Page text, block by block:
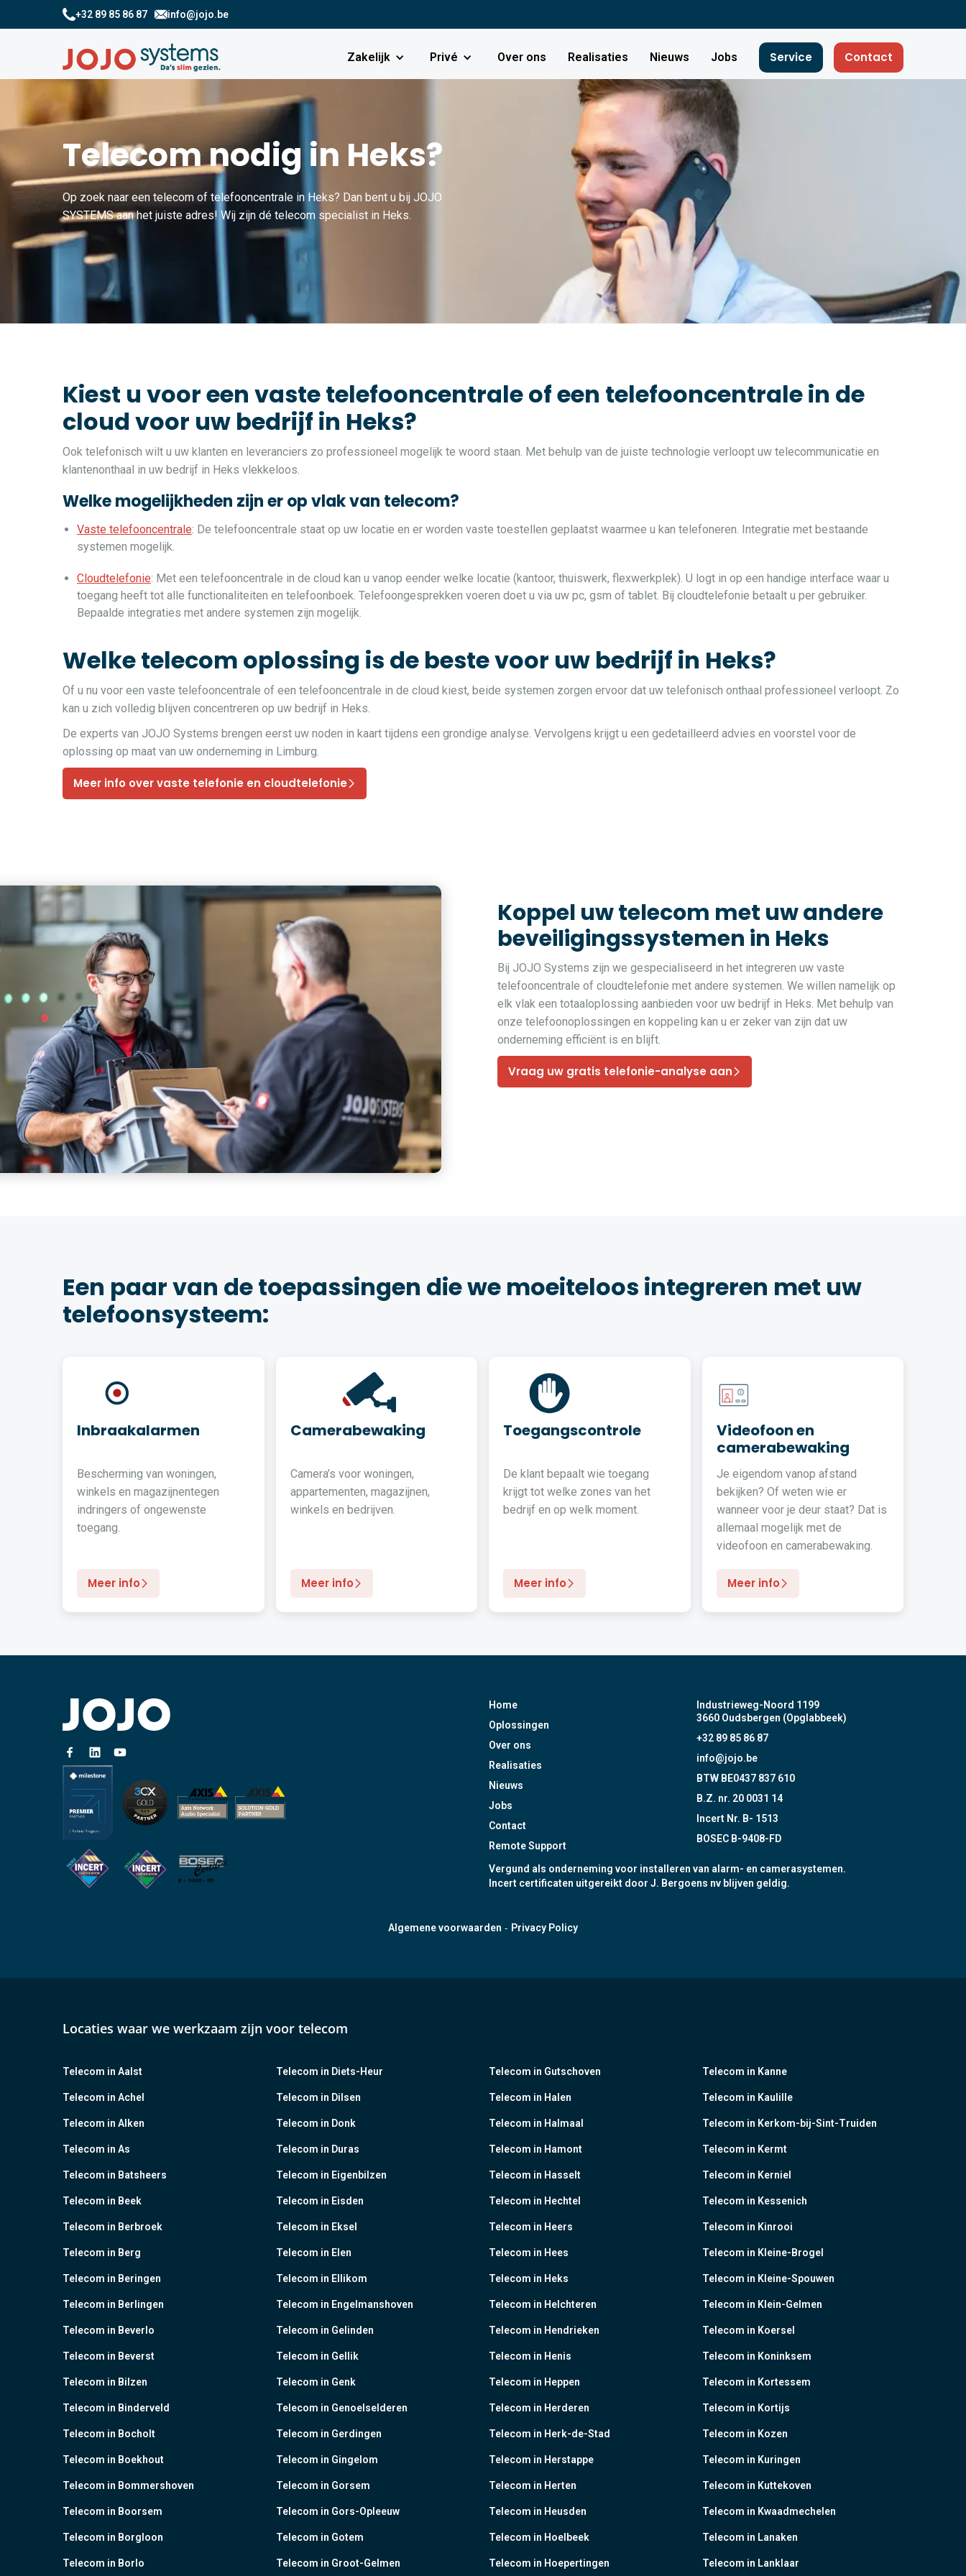
+32 89 85 86 87 info@jojo.be
Zakelijk Privé Over ons Realisaties Nieuws Jobs Service Contact
Telecom nodig in Heks?
Op zoek naar een telecom of telefooncentrale in Heks? Dan bent u bij JOJO
SYSTEMS aan het juiste adres! Wij zijn dé telecom specialist in Heks.
Kiest u voor een vaste telefooncentrale of een telefooncentrale in de
cloud voor uw bedrijf in Heks?
Ook telefonisch wilt u uw klanten en leveranciers zo professioneel mogelijk te woord staan. Met behulp van de juiste technologie verloopt uw telecommunicatie en
klantenonthaal in uw bedrijf in Heks vlekkeloos.
Welke mogelijkheden zijn er op vlak van telecom?
Vaste telefooncentrale: De telefooncentrale staat op uw locatie en er worden vaste toestellen geplaatst waarmee u kan telefoneren. Integratie met bestaande
systemen mogelijk.
Cloudtelefonie: Met een telefooncentrale in de cloud kan u vanop eender welke locatie (kantoor, thuiswerk, flexwerkplek). U logt in op een handige interface waar u
toegang heeft tot alle functionaliteiten en telefoonboek. Telefoongesprekken voeren doet u via uw pc, gsm of tablet. Bij cloudtelefonie betaalt u per gebruiker.
Bepaalde integraties met andere systemen zijn mogelijk.
Welke telecom oplossing is de beste voor uw bedrijf in Heks?
Of u nu voor een vaste telefooncentrale of een telefooncentrale in de cloud kiest, beide systemen zorgen ervoor dat uw telefonisch onthaal professioneel verloopt. Zo
kan u zich volledig blijven concentreren op uw bedrijf in Heks.
De experts van JOJO Systems brengen eerst uw noden in kaart tijdens een grondige analyse. Vervolgens krijgt u een gedetailleerd advies en voorstel voor de
oplossing op maat van uw onderneming in Limburg.
Meer info over vaste telefonie en cloudtelefonie
Koppel uw telecom met uw andere
beveiligingssystemen in Heks
Bij JOJO Systems zijn we gespecialiseerd in het integreren uw vaste
telefooncentrale of cloudtelefonie met andere systemen. We willen namelijk op
elk vlak een totaaloplossing aanbieden voor uw bedrijf in Heks. Met behulp van
onze telefoonoplossingen en koppeling kan u er zeker van zijn dat uw
onderneming efficiënt is en blijft.
Vraag uw gratis telefonie-analyse aan
Een paar van de toepassingen die we moeiteloos integreren met uw
telefoonsysteem:
Inbraakalarmen
Bescherming van woningen,
winkels en magazijnentegen
indringers of ongewenste
toegang.
Meer info
Camerabewaking
Camera’s voor woningen,
appartementen, magazijnen,
winkels en bedrijven.
Meer info
Toegangscontrole
De klant bepaalt wie toegang
krijgt tot welke zones van het
bedrijf en op welk moment.
Meer info
Videofoon en
camerabewaking
Je eigendom vanop afstand
bekijken? Of weten wie er
wanneer voor je deur staat? Dat is
allemaal mogelijk met de
videofoon en camerabewaking.
Meer info
Home
Oplossingen
Over ons
Realisaties
Nieuws
Jobs
Contact
Remote Support
Industrieweg-Noord 1199
3660 Oudsbergen (Opglabbeek)
+32 89 85 86 87
info@jojo.be
BTW BE0437 837 610
B.Z. nr. 20 0031 14
Incert Nr. B- 1513
BOSEC B-9408-FD
Vergund als onderneming voor installeren van alarm- en camerasystemen.
Incert certificaten uitgereikt door J. Bergoens nv blijven geldig.
Algemene voorwaarden - Privacy Policy
Locaties waar we werkzaam zijn voor telecom
Telecom in Aalst
Telecom in Achel
Telecom in Alken
Telecom in As
Telecom in Batsheers
Telecom in Beek
Telecom in Berbroek
Telecom in Berg
Telecom in Beringen
Telecom in Berlingen
Telecom in Beverlo
Telecom in Beverst
Telecom in Bilzen
Telecom in Binderveld
Telecom in Bocholt
Telecom in Boekhout
Telecom in Bommershoven
Telecom in Boorsem
Telecom in Borgloon
Telecom in Borlo
Telecom in Diets-Heur
Telecom in Dilsen
Telecom in Donk
Telecom in Duras
Telecom in Eigenbilzen
Telecom in Eisden
Telecom in Eksel
Telecom in Elen
Telecom in Ellikom
Telecom in Engelmanshoven
Telecom in Gelinden
Telecom in Gellik
Telecom in Genk
Telecom in Genoelselderen
Telecom in Gerdingen
Telecom in Gingelom
Telecom in Gorsem
Telecom in Gors-Opleeuw
Telecom in Gotem
Telecom in Groot-Gelmen
Telecom in Gutschoven
Telecom in Halen
Telecom in Halmaal
Telecom in Hamont
Telecom in Hasselt
Telecom in Hechtel
Telecom in Heers
Telecom in Hees
Telecom in Heks
Telecom in Helchteren
Telecom in Hendrieken
Telecom in Henis
Telecom in Heppen
Telecom in Herderen
Telecom in Herk-de-Stad
Telecom in Herstappe
Telecom in Herten
Telecom in Heusden
Telecom in Hoelbeek
Telecom in Hoepertingen
Telecom in Kanne
Telecom in Kaulille
Telecom in Kerkom-bij-Sint-Truiden
Telecom in Kermt
Telecom in Kerniel
Telecom in Kessenich
Telecom in Kinrooi
Telecom in Kleine-Brogel
Telecom in Kleine-Spouwen
Telecom in Klein-Gelmen
Telecom in Koersel
Telecom in Koninksem
Telecom in Kortessem
Telecom in Kortijs
Telecom in Kozen
Telecom in Kuringen
Telecom in Kuttekoven
Telecom in Kwaadmechelen
Telecom in Lanaken
Telecom in Lanklaar